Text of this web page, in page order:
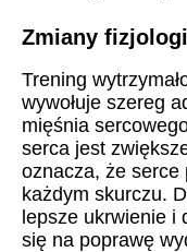
Zmiany
Trening
wywołuje szereg
mięśnia
serca jest
oznacza, że serce
każdym skurczu.
lepsze ukrwienie i
się na poprawę